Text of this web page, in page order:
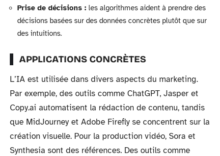
Prise de décisions : les algorithmes aident à prendre des
décisions basées sur des données concrètes plutôt que sur
des intuitions.
APPLICATIONS CONCRÈTES
L’IA est utilisée dans divers aspects du marketing.
Par exemple, des outils comme ChatGPT, Jasper et
Copy.ai automatisent la rédaction de contenu, tandis
que MidJourney et Adobe Firefly se concentrent sur la
création visuelle. Pour la production vidéo, Sora et
Synthesia sont des références. Des outils comme